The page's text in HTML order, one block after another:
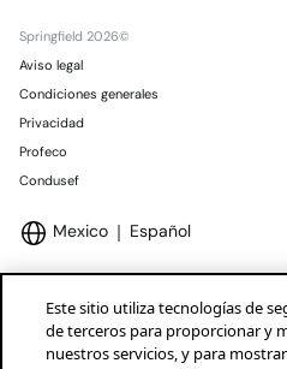
Springfield 2026©
Aviso legal
Condiciones generales
Privacidad
Profeco
Condusef
Mexico Español
Este sitio utiliza tecnologías de
de terceros para proporcionar y
nuestros servicios, y para